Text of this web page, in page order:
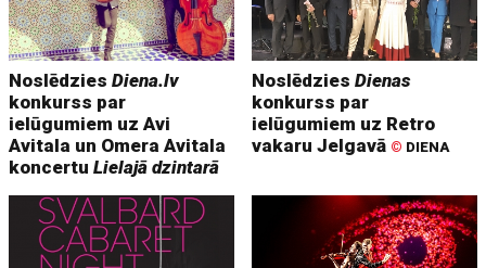
NoslēdziesDiena.lv
konkurss par
ielūgumiem uz Avi
Avitala un Omera Avitala
koncertuLielajā dzintarā
NoslēdziesDienas
konkurss par
ielūgumiem uz Retro
vakaru Jelgavā © DIENA